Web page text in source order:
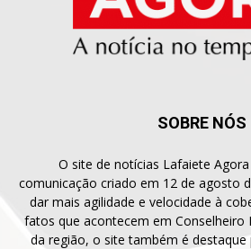
SOBRE NÓS
O site de notícias Lafaiete
comunicação criado em 12 de agosto
dar mais agilidade e velocidade à
fatos que acontecem em Conselheiro
da região, o site também é destaque